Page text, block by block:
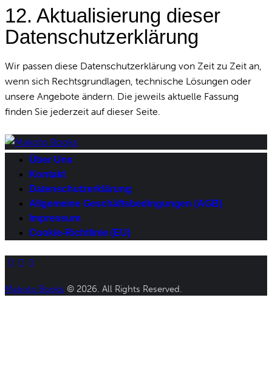
12. Aktualisierung dieser
Datenschutzerklärung
Wir passen diese Datenschutzerklärung von Zeit zu Zeit an,
wenn sich Rechtsgrundlagen, technische Lösungen oder
unsere Angebote ändern. Die jeweils aktuelle Fassung
finden Sie jederzeit auf dieser Seite.
Über Uns
Kontakt
Datenschutzerklärung
Allgemeine Geschäftsbedingungen (AGB)
Impressum
Cookie-Richtlinie (EU)
facebook-
twitter-
instagram
Makoto Books © 2026. All Rights Reserved.